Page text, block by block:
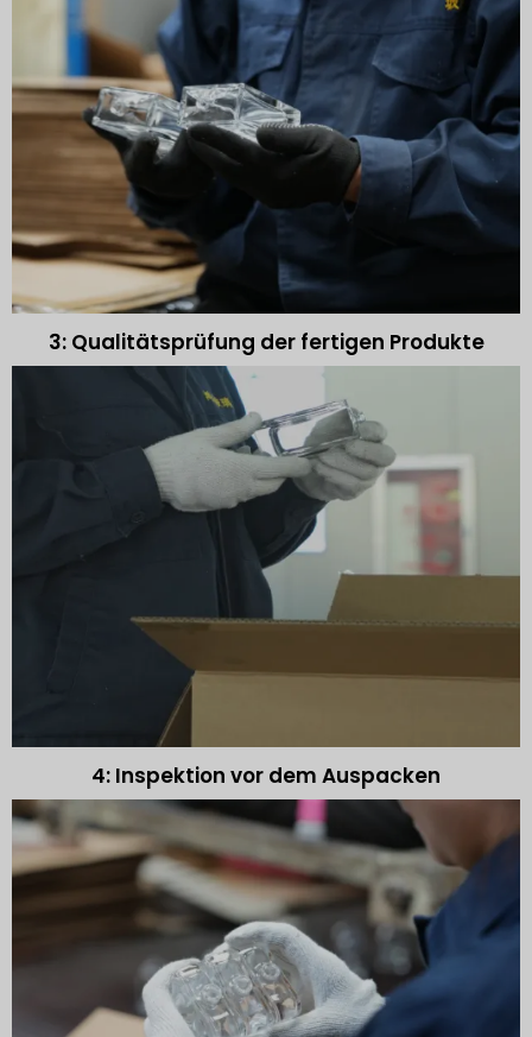
3: Qualitätsprüfung der fertigen Produkte
4: Inspektion vor dem Auspacken